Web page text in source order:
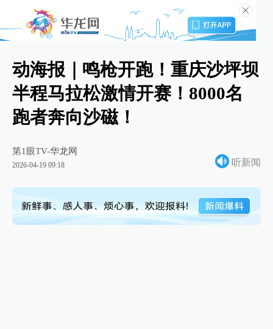
动海报｜鸣枪开跑！重庆沙坪坝
半程马拉松激情开赛！8000名
跑者奔向沙磁！
第1眼TV-华龙网
2026-04-19 09:18 听新闻